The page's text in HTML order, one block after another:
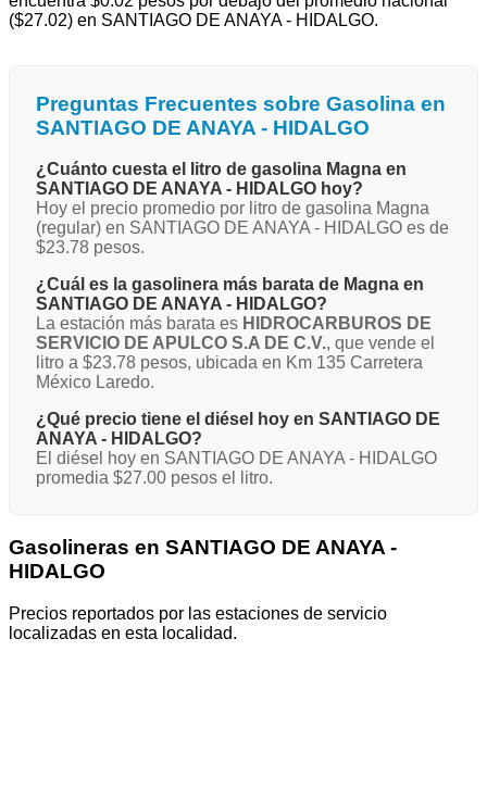
($27.02) en SANTIAGO DE ANAYA - HIDALGO.
Preguntas Frecuentes sobre Gasolina en
SANTIAGO DE ANAYA - HIDALGO
¿Cuánto cuesta el litro de gasolina Magna en
SANTIAGO DE ANAYA - HIDALGO hoy?
Hoy el precio promedio por litro de gasolina Magna
(regular) en SANTIAGO DE ANAYA - HIDALGO es de
$23.78 pesos.
¿Cuál es la gasolinera más barata de Magna en
SANTIAGO DE ANAYA - HIDALGO?
La estación más barata es HIDROCARBUROS DE
SERVICIO DE APULCO S.A DE C.V., que vende el
litro a $23.78 pesos, ubicada en Km 135 Carretera
México Laredo.
¿Qué precio tiene el diésel hoy en SANTIAGO DE
ANAYA - HIDALGO?
El diésel hoy en SANTIAGO DE ANAYA - HIDALGO
promedia $27.00 pesos el litro.
Gasolineras en SANTIAGO DE ANAYA -
HIDALGO
Precios reportados por las estaciones de servicio
localizadas en esta localidad.